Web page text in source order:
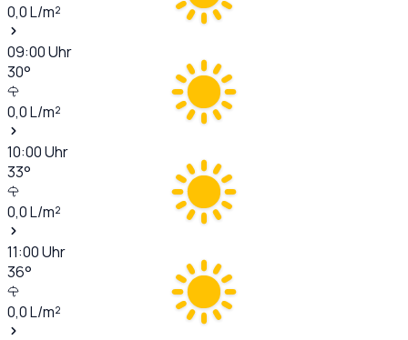
0,0L/m²
09:00Uhr
30°
0,0L/m²
10:00Uhr
33°
0,0L/m²
11:00Uhr
36°
0,0L/m²